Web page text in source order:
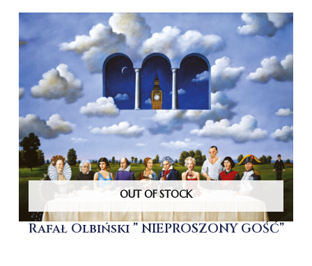
OUT OF STOCK
Rafał Olbiński ” NIEPROSZONY GOŚĆ”